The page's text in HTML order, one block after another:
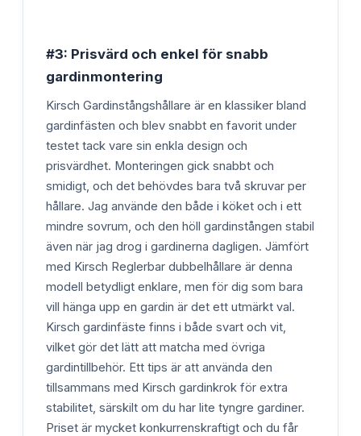
#3: Prisvärd och enkel för snabb
gardinmontering
Kirsch Gardinstångshållare är en klassiker bland
gardinfästen och blev snabbt en favorit under
testet tack vare sin enkla design och
prisvärdhet. Monteringen gick snabbt och
smidigt, och det behövdes bara två skruvar per
hållare. Jag använde den både i köket och i ett
mindre sovrum, och den höll gardinstången stabil
även när jag drog i gardinerna dagligen. Jämfört
med Kirsch Reglerbar dubbelhållare är denna
modell betydligt enklare, men för dig som bara
vill hänga upp en gardin är det ett utmärkt val.
Kirsch gardinfäste finns i både svart och vit,
vilket gör det lätt att matcha med övriga
gardintillbehör. Ett tips är att använda den
tillsammans med Kirsch gardinkrok för extra
stabilitet, särskilt om du har lite tyngre gardiner.
Priset är mycket konkurrenskraftigt och du får